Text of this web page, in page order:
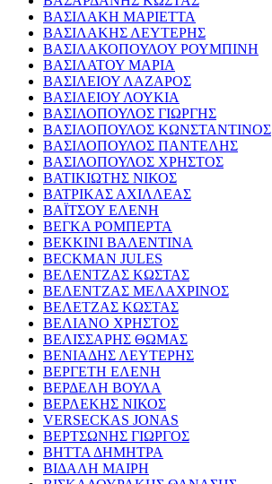
ΒΑΣΙΛΑΚΗ ΜΑΡΙΕΤΤΑ
ΒΑΣΙΛΑΚΗΣ ΛΕΥΤΕΡΗΣ
ΒΑΣΙΛΑΚΟΠΟΥΛΟΥ ΡΟΥΜΠΙΝΗ
ΒΑΣΙΛΑΤΟΥ ΜΑΡΙΑ
ΒΑΣΙΛΕΙΟΥ ΛΑΖΑΡΟΣ
ΒΑΣΙΛΕΙΟΥ ΛΟΥΚΙΑ
ΒΑΣΙΛΟΠΟΥΛΟΣ ΓΙΩΡΓΗΣ
ΒΑΣΙΛΟΠΟΥΛΟΣ ΚΩΝΣΤΑΝΤΙΝΟΣ
ΒΑΣΙΛΟΠΟΥΛΟΣ ΠΑΝΤΕΛΗΣ
ΒΑΣΙΛΟΠΟΥΛΟΣ ΧΡΗΣΤΟΣ
ΒΑΤΙΚΙΩΤΗΣ ΝΙΚΟΣ
ΒΑΤΡΙΚΑΣ ΑΧΙΛΛΕΑΣ
ΒΑΪΤΣΟΥ ΕΛΕΝΗ
ΒΕΓΚΑ ΡΟΜΠΕΡΤΑ
ΒΕΚΚΙΝΙ ΒΑΛΕΝΤΙΝΑ
BECKMAN JULES
ΒΕΛΕΝΤΖΑΣ ΚΩΣΤΑΣ
ΒΕΛΕΝΤΖΑΣ ΜΕΛΑΧΡΙΝΟΣ
ΒΕΛΕΤΖΑΣ ΚΩΣΤΑΣ
ΒΕΛΙΑΝΟ ΧΡΗΣΤΟΣ
ΒΕΛΙΣΣΑΡΗΣ ΘΩΜΑΣ
ΒΕΝΙΑΔΗΣ ΛΕΥΤΕΡΗΣ
ΒΕΡΓΕΤΗ ΕΛΕΝΗ
ΒΕΡΔΕΛΗ ΒΟΥΛΑ
ΒΕΡΛΕΚΗΣ ΝΙΚΟΣ
VERSECKAS JONAS
ΒΕΡΤΣΩΝΗΣ ΓΙΩΡΓΟΣ
ΒΗΤΤΑ ΔΗΜΗΤΡΑ
ΒΙΔΑΛΗ ΜΑΙΡΗ